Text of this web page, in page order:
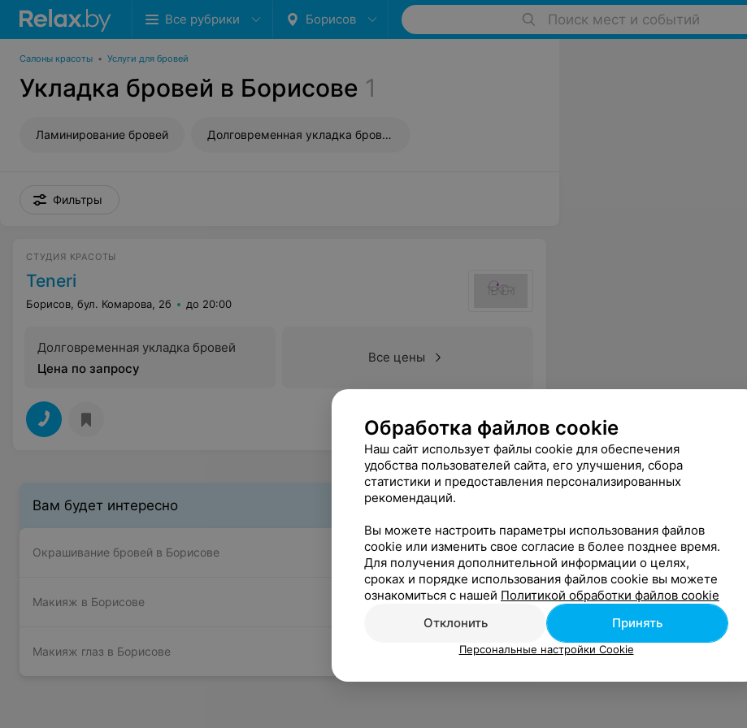
Все рубрики Борисов Поиск мест и событий
Салоны красоты • Услуги для бровей
Укладка бровей в Борисове 1
Ламинирование бровей Долговременная укладка бровей (биофиксация)
Фильтры
СТУДИЯ КРАСОТЫ
Teneri
Борисов, бул. Комарова, 2б до 20:00
Долговременная укладка бровей
Цена по запросу
Все цены
Вам будет интересно
Окрашивание бровей в Борисове
Макияж в Борисове
Макияж глаз в Борисове
Обработка файлов cookie
Наш сайт использует файлы cookie для обеспечения
удобства пользователей сайта, его улучшения, сбора
статистики и предоставления персонализированных
рекомендаций.
Вы можете настроить параметры использования файлов
cookie или изменить свое согласие в более позднее время.
Для получения дополнительной информации о целях,
сроках и порядке использования файлов cookie вы можете
ознакомиться с нашей Политикой обработки файлов cookie
Отклонить
Принять
Персональные настройки Cookie